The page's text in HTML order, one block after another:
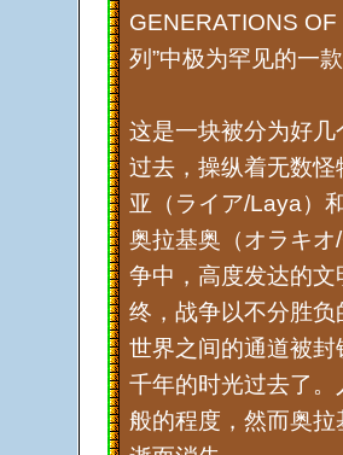
GENERATIONS
列”中极为罕见的一
这是一块被分为好
过去，操纵着无数
亚（ライア/Laya）
奥拉基奥（オラキ
争中，高度发达的
终，战争以不分胜
世界之间的通道被
千年的时光过去了
般的程度，然而奥